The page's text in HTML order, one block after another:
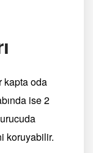
kapta oda
ise 2
koruyabilir.